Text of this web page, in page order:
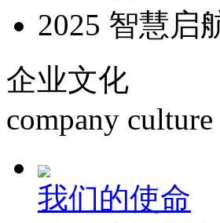
2025 智慧启
企业文化
company culture
我们的使命